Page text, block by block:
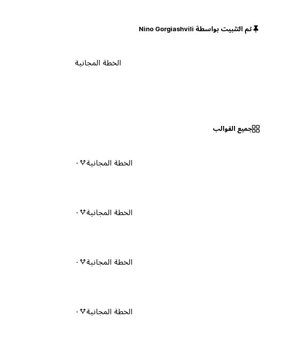
تم التثبيت بواسطة Nino Gorgiashvili
الخطة المجانية
جميع القوالب
الخطة المجانية ٠
الخطة المجانية ٠
الخطة المجانية ٠
الخطة المجانية ٠